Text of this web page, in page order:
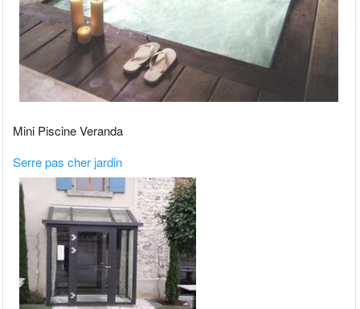
Mini Piscine Veranda
Serre pas cher jardin